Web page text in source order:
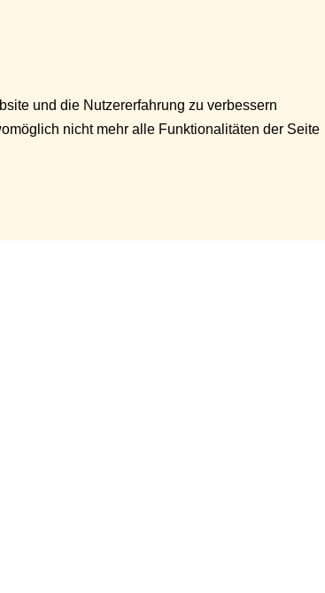
und die Nutzererfahrung zu verbessern
nicht mehr alle Funktionalitäten der Seite